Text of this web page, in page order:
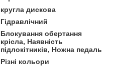
кругла дискова
Гідравлічний
Блокування обертання
крісла, Наявність
підлокітників, Ножна педаль
Різні кольори